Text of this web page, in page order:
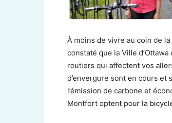
À moins de vivre au coin de
constaté que la Ville
routiers qui affectent vos
d’envergure sont en cours et
l’émission de carbone et
Montfort optent pour la